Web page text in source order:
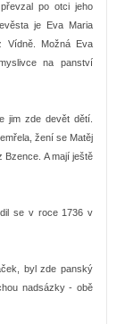
po otci jeho
je Eva Maria
Vídně. Možná Eva
na panství
jim zde devět dětí.
žení se Matěj
A mají ještě
se v roce 1736 v
byl zde panský
nadsázky - obě